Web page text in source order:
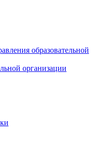
образовательной
организации